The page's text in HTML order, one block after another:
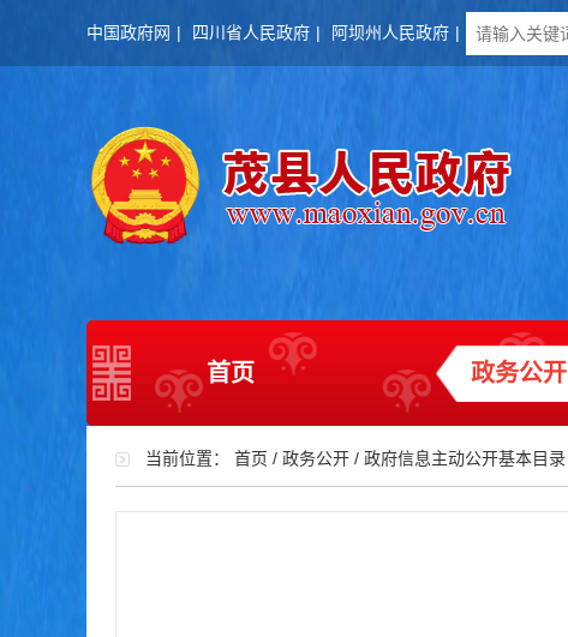
中国政府网 | 四川省人民政府 | 阿坝州人民政府 |
首页 政务公开
当前位置： 首页 / 政务公开 / 政府信息主动公开基本目录